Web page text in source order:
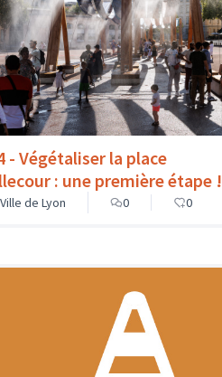
- Végétaliser la place
: une première étape !
Ville de Lyon 0 0